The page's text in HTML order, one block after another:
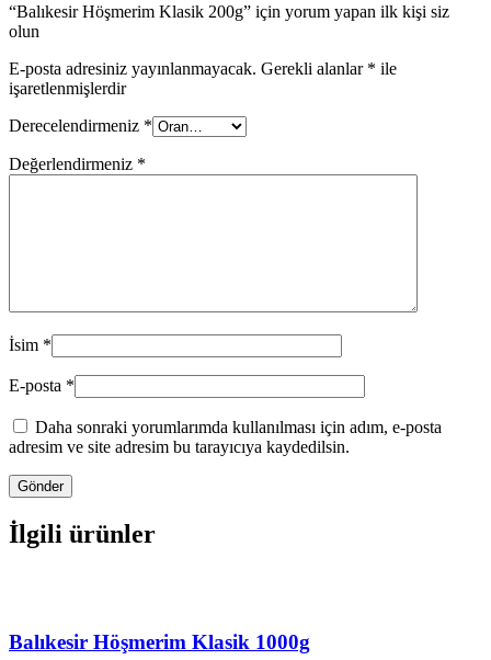
“Balıkesir Höşmerim Klasik 200g” için yorum yapan ilk kişi siz
olun
E-posta adresiniz yayınlanmayacak. Gerekli alanlar * ile
işaretlenmişlerdir
Derecelendirmeniz *
Değerlendirmeniz *
İsim *
E-posta *
Daha sonraki yorumlarımda kullanılması için adım, e-posta
adresim ve site adresim bu tarayıcıya kaydedilsin.
İlgili ürünler
Balıkesir Höşmerim Klasik 1000g